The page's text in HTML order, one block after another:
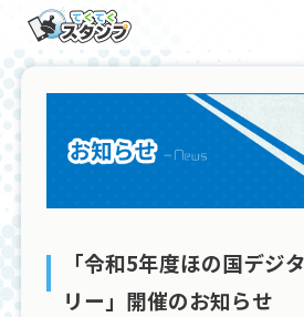
特徴 導入フロー
お知らせ ナレッジ
プライバシーポリ
「令和5年度ほの国デジ
リー」開催のお知らせ